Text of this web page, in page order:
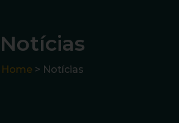
Notícias
Home > Notícias